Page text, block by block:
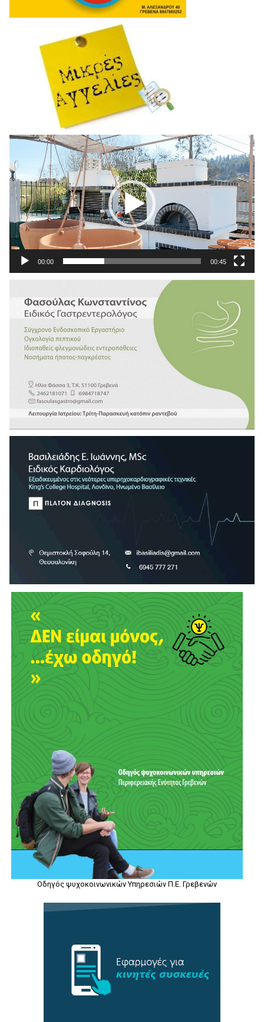
Πρόγραμμα
Αναπαραγωγής
Βίντεο
00:00 00:45
Οδηγός ψυχοκοινωνικών Υπηρεσιών Π.Ε. Γρεβενών